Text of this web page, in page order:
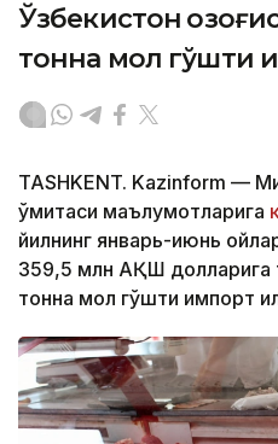
Ўзбекистон
тонна мол гўшти
TASHKENT. Kazinform —
қўмитаси маълумотларига
йилнинг январь-июнь
359,5 млн АҚШ долларига
тонна мол гўшти импорт